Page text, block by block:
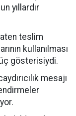
yıllardır
teslim
kullanılması
gösterisiydi.
mesajı